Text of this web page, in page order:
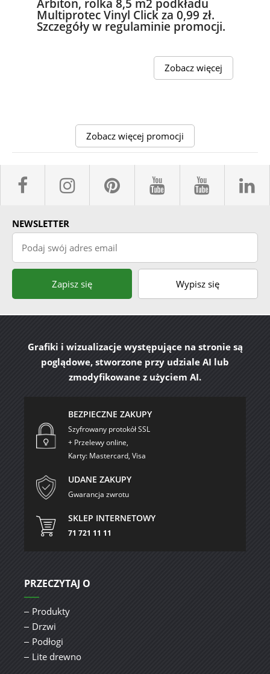
Arbiton, rolka 8,5 m2 podkładu
Multiprotec Vinyl Click za 0,99 zł.
Szczegóły w regulaminie promocji.
Zobacz więcej
Zobacz więcej promocji
facebook sklepyBELPOL
instagram
pinterestyoutube
NEWSLETTER
Podaj swój adres email
Zapisz się Wypisz się
Grafiki i wizualizacje występujące na stronie są
poglądowe, stworzone przy udziale AI lub
zmodyfikowane z użyciem AI.
BEZPIECZNE ZAKUPY
Szyfrowany protokół SSL
+ Przelewy online,
Karty: Mastercard, Visa
UDANE ZAKUPY
Gwarancja zwrotu
SKLEP INTERNETOWY
71 721 11 11
PRZECZYTAJ O
Produkty
Drzwi
Podłogi
Lite drewno